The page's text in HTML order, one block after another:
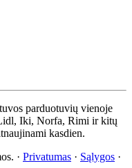
parduotuvių vienoje
Iki, Norfa, Rimi ir kitų
kasdien.
· Privatumas · Sąlygos ·